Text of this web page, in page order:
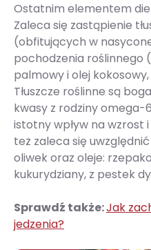
Ostatnim elementem
Zaleca się zastąpienie
(obfitujących w
pochodzenia roślinnego
palmowy i olej
Tłuszcze roślinne są
kwasy z rodziny
istotny wpływ na wzrost
też zaleca się
oliwek oraz oleje:
kukurydziany, z pestek
Sprawdź także:Jak
jedzenia?